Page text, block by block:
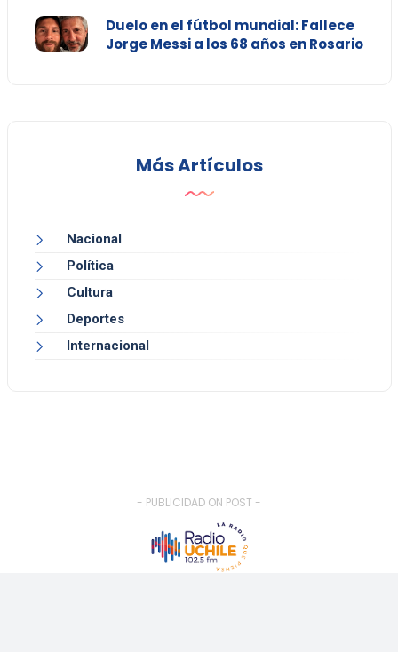
Duelo en el fútbol mundial: Fallece
Jorge Messi a los 68 años en Rosario
Más Artículos
Nacional
Política
Cultura
Deportes
Internacional
- PUBLICIDAD ON POST -